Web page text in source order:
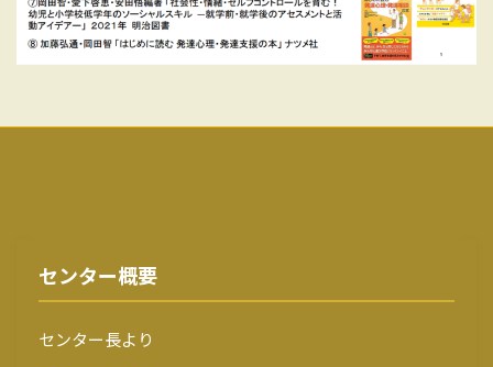
センター概要
センター長より